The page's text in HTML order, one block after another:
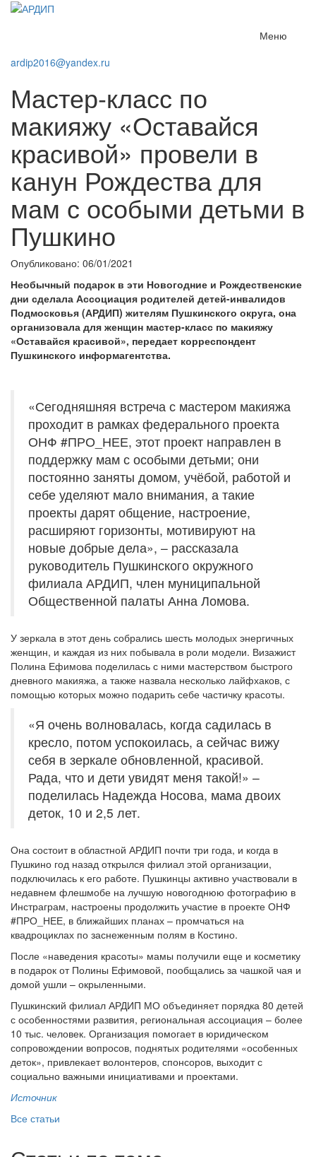
Меню
ardip2016@yandex.ru
Мастер-класс по
макияжу «Оставайся
красивой» провели в
канун Рождества для
мам с особыми детьми в
Пушкино
Опубликовано: 06/01/2021
Необычный подарок в эти Новогодние и Рождественские
дни сделала Ассоциация родителей детей-инвалидов
Подмосковья (АРДИП) жителям Пушкинского округа, она
организовала для женщин мастер-класс по макияжу
«Оставайся красивой», передает корреспондент
Пушкинского информагентства.
«Сегодняшняя встреча с мастером макияжа
проходит в рамках федерального проекта
ОНФ #ПРО_НЕЕ, этот проект направлен в
поддержку мам с особыми детьми; они
постоянно заняты домом, учёбой, работой и
себе уделяют мало внимания, а такие
проекты дарят общение, настроение,
расширяют горизонты, мотивируют на
новые добрые дела», – рассказала
руководитель Пушкинского окружного
филиала АРДИП, член муниципальной
Общественной палаты Анна Ломова.
У зеркала в этот день собрались шесть молодых энергичных
женщин, и каждая из них побывала в роли модели. Визажист
Полина Ефимова поделилась с ними мастерством быстрого
дневного макияжа, а также назвала несколько лайфхаков, с
помощью которых можно подарить себе частичку красоты.
«Я очень волновалась, когда садилась в
кресло, потом успокоилась, а сейчас вижу
себя в зеркале обновленной, красивой.
Рада, что и дети увидят меня такой!» –
поделилась Надежда Носова, мама двоих
деток, 10 и 2,5 лет.
Она состоит в областной АРДИП почти три года, и когда в
Пушкино год назад открылся филиал этой организации,
подключилась к его работе. Пушкинцы активно участвовали в
недавнем флешмобе на лучшую новогоднюю фотографию в
Инстраграм, настроены продолжить участие в проекте ОНФ
#ПРО_НЕЕ, в ближайших планах – промчаться на
квадроциклах по заснеженным полям в Костино.
После «наведения красоты» мамы получили еще и косметику
в подарок от Полины Ефимовой, пообщались за чашкой чая и
домой ушли – окрыленными.
Пушкинский филиал АРДИП МО объединяет порядка 80 детей
с особенностями развития, региональная ассоциация – более
10 тыс. человек. Организация помогает в юридическом
сопровождении вопросов, поднятых родителями «особенных
деток», привлекает волонтеров, спонсоров, выходит с
социально важными инициативами и проектами.
Источник
Все статьи